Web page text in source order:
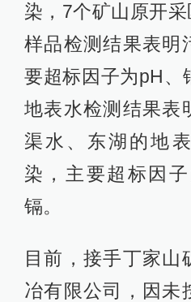
染，7个矿山原开
样品检测结果表明
要超标因子为pH、
地表水检测结果表
渠水、东湖的地
染，主要超标因
镉。
目前，接手丁家山
冶有限公司，因未